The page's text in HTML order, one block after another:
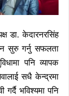
डा. केदारनरसिंह
सुरु गर्नु सफलता
पनि व्यापक
सधै केन्द्रमा
गर्दै भविश्यमा पनि